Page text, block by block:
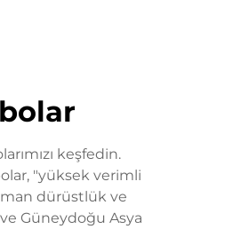
keşfedin.
"yüksek verimli
dürüstlük ve
Güneydoğu Asya